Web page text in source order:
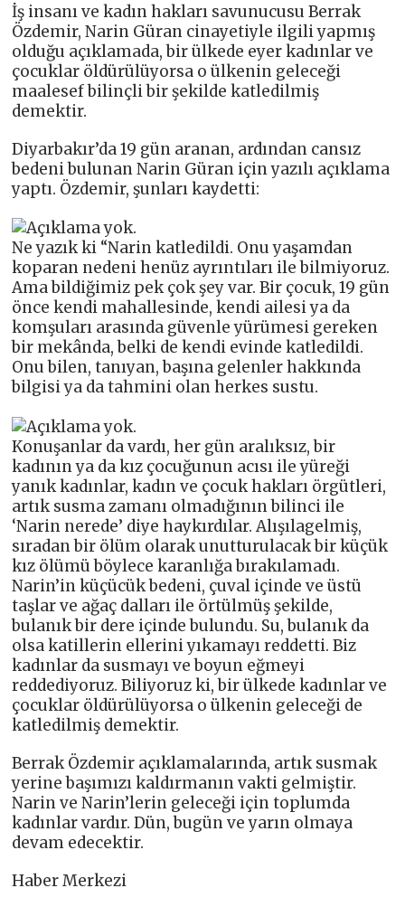
İş insanı ve kadın hakları savunucusu Berrak
Özdemir, Narin Güran cinayetiyle ilgili yapmış
olduğu açıklamada, bir ülkede eyer kadınlar ve
çocuklar öldürülüyorsa o ülkenin geleceği
maalesef bilinçli bir şekilde katledilmiş
demektir.
Diyarbakır’da 19 gün aranan, ardından cansız
bedeni bulunan Narin Güran için yazılı açıklama
yaptı. Özdemir, şunları kaydetti:
Ne yazık ki “Narin katledildi. Onu yaşamdan
koparan nedeni henüz ayrıntıları ile bilmiyoruz.
Ama bildiğimiz pek çok şey var. Bir çocuk, 19 gün
önce kendi mahallesinde, kendi ailesi ya da
komşuları arasında güvenle yürümesi gereken
bir mekânda, belki de kendi evinde katledildi.
Onu bilen, tanıyan, başına gelenler hakkında
bilgisi ya da tahmini olan herkes sustu.
Konuşanlar da vardı, her gün aralıksız, bir
kadının ya da kız çocuğunun acısı ile yüreği
yanık kadınlar, kadın ve çocuk hakları örgütleri,
artık susma zamanı olmadığının bilinci ile
‘Narin nerede’ diye haykırdılar. Alışılagelmiş,
sıradan bir ölüm olarak unutturulacak bir küçük
kız ölümü böylece karanlığa bırakılamadı.
Narin’in küçücük bedeni, çuval içinde ve üstü
taşlar ve ağaç dalları ile örtülmüş şekilde,
bulanık bir dere içinde bulundu. Su, bulanık da
olsa katillerin ellerini yıkamayı reddetti. Biz
kadınlar da susmayı ve boyun eğmeyi
reddediyoruz. Biliyoruz ki, bir ülkede kadınlar ve
çocuklar öldürülüyorsa o ülkenin geleceği de
katledilmiş demektir.
Berrak Özdemir açıklamalarında, artık susmak
yerine başımızı kaldırmanın vakti gelmiştir.
Narin ve Narin’lerin geleceği için toplumda
kadınlar vardır. Dün, bugün ve yarın olmaya
devam edecektir.
Haber Merkezi